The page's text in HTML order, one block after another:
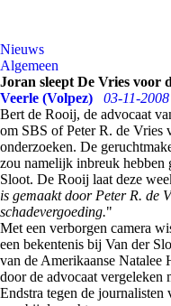
Nieuws
Algemeen
Joran sleept De Vries voor
Veerle (Volpez)
03-11-
Bert de Rooij, de advocaat
om SBS of Peter R. de Vries
onderzoeken. De
zou namelijk inbreuk hebben
Sloot. De Rooij laat deze
is gemaakt door Peter R. de
schadevergoeding."
Met een verborgen camera
een bekentenis bij Van der
van de Amerikaanse
door de advocaat vergeleken
Endstra tegen de